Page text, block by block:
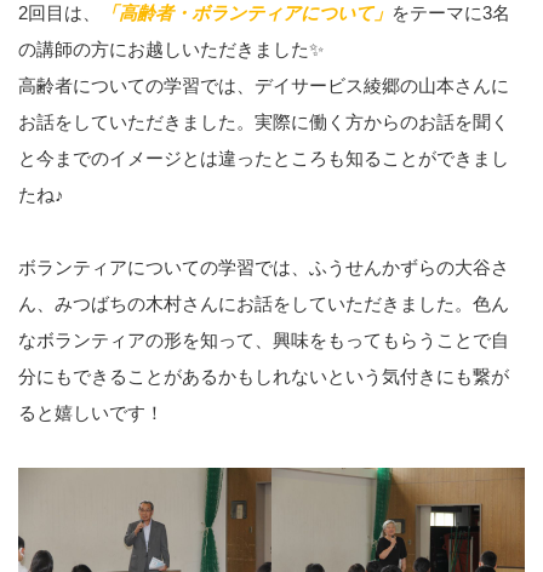
2回目は、 「高齢者・ボランティアについて」 をテーマに3名
の講師の方にお越しいただきました✨
高齢者についての学習では、デイサービス綾郷の山本さんに
お話をしていただきました。実際に働く方からのお話を聞く
と今までのイメージとは違ったところも知ることができまし
たね♪
ボランティアについての学習では、ふうせんかずらの大谷さ
ん、みつばちの木村さんにお話をしていただきました。色ん
なボランティアの形を知って、興味をもってもらうことで自
分にもできることがあるかもしれないという気付きにも繋が
ると嬉しいです！